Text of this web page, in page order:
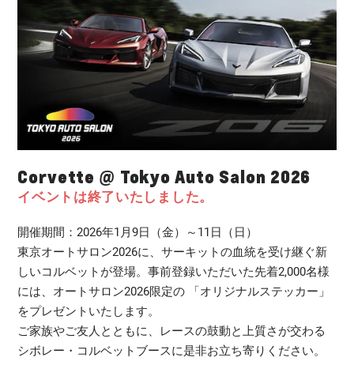
Corvette @ Tokyo Auto Salon 2026
イベントは終了いたしました。
開催期間：2026年1月9日（金）～11日（日）
東京オートサロン2026に、サーキットの血統を受け継ぐ新
しいコルベットが登場。事前登録いただいた先着2,000名様
には、オートサロン2026限定の 「オリジナルステッカー」
をプレゼントいたします。​
ご家族やご友人とともに、レースの鼓動と上質さが交わる
シボレー・コルベットブースに是非お立ち寄りください。